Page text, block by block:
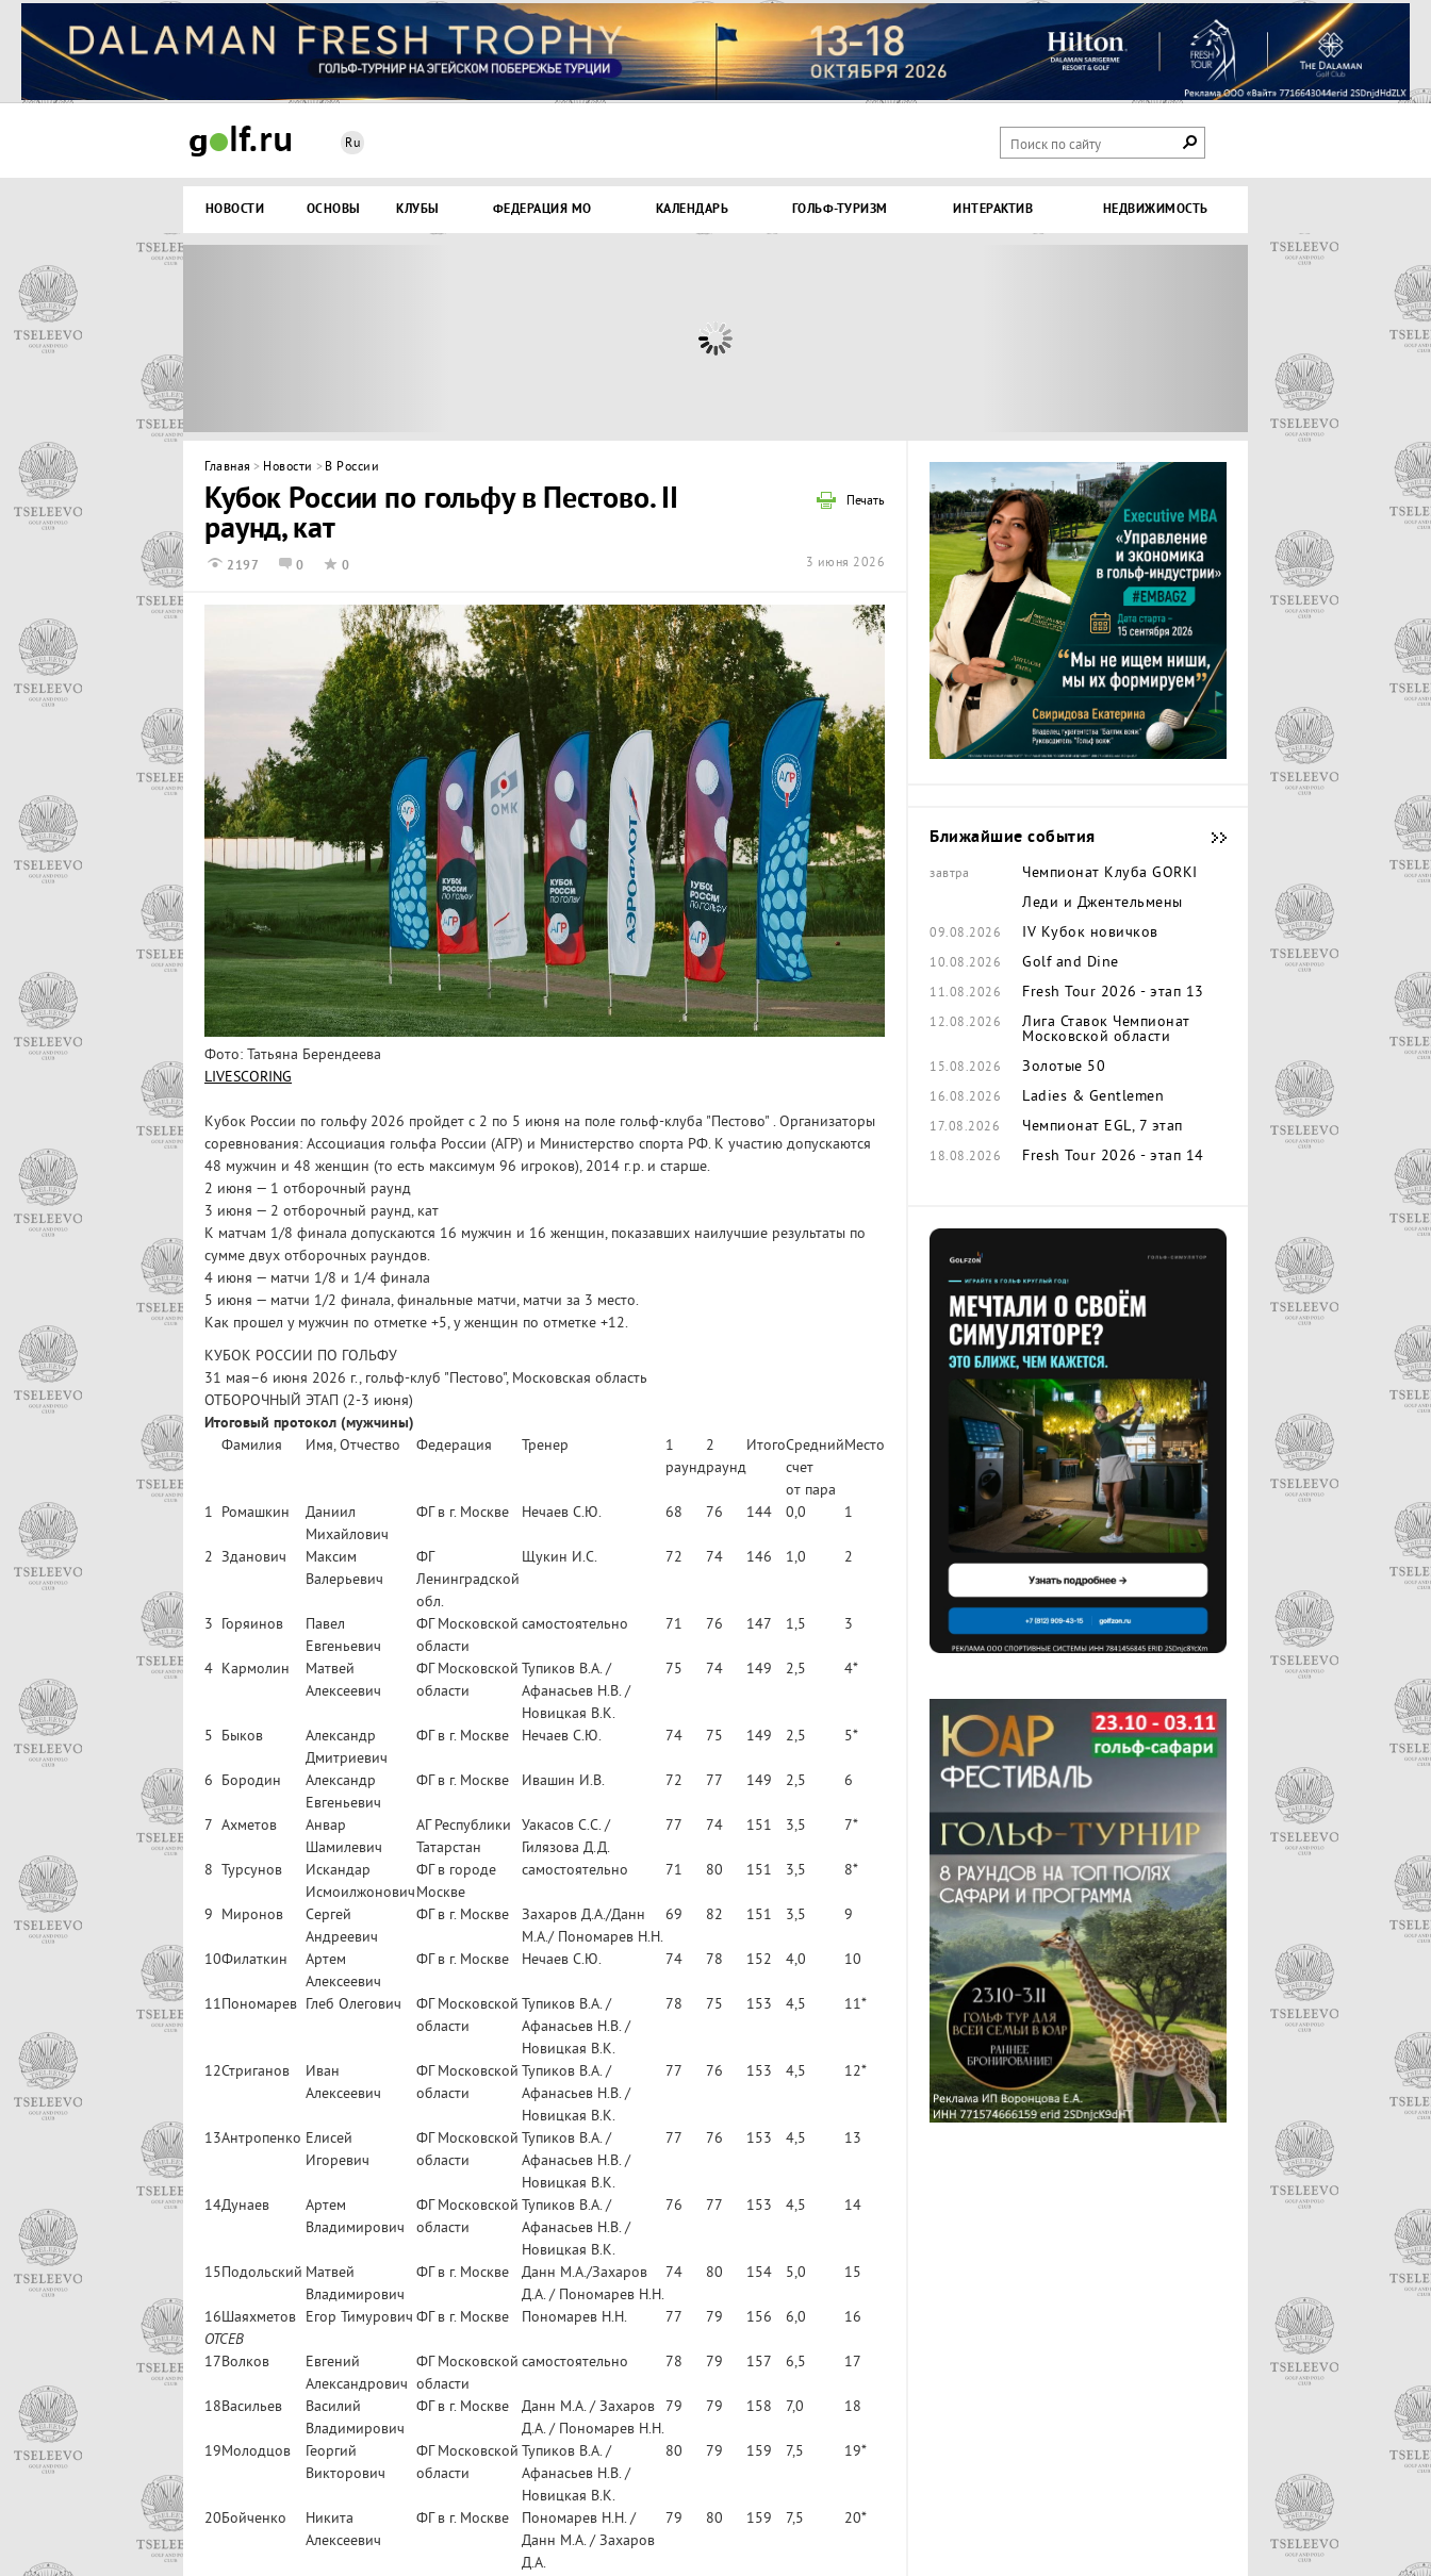
Ru
НОВОСТИ ОСНОВЫ КЛУБЫ ФЕДЕРАЦИЯ МО КАЛЕНДАРЬ ГОЛЬФ-ТУРИЗМ ИНТЕРАКТИВ НЕДВИЖИМОСТЬ
Главная > Новости > В России
Печать
Кубок России по гольфу в Пестово. II
раунд, кат
2197 0 0 3 июня 2026
Фото: Татьяна Берендеева
LIVESCORING
Кубок России по гольфу 2026 пройдет c 2 по 5 июня на поле гольф-клуба "Пестово" . Организаторы
соревнования: Ассоциация гольфа России (АГР) и Министерство спорта РФ. К участию допускаются
48 мужчин и 48 женщин (то есть максимум 96 игроков), 2014 г.р. и старше.
2 июня — 1 отборочный раунд
3 июня — 2 отборочный раунд, кат
К матчам 1/8 финала допускаются 16 мужчин и 16 женщин, показавших наилучшие результаты по
сумме двух отборочных раундов.
4 июня — матчи 1/8 и 1/4 финала
5 июня — матчи 1/2 финала, финальные матчи, матчи за 3 место.
Как прошел у мужчин по отметке +5, у женщин по отметке +12.
КУБОК РОССИИ ПО ГОЛЬФУ
31 мая–6 июня 2026 г., гольф-клуб "Пестово", Московская область
ОТБОРОЧНЫЙ ЭТАП (2-3 июня)
Итоговый протокол (мужчины)
Фамилия
Имя, Отчество Федерация Тренер
1
раунд
2
раунд
ИтогоСредний
счет
от пара
Место
1 Ромашкин
Даниил
Михайлович
ФГ в г. Москве Нечаев С.Ю. 68 76 144 0,0 1
2 Зданович
Максим
Валерьевич
ФГ
Ленинградской
обл.
Щукин И.С. 72 74 146 1,0 2
3 Горяинов
Павел
Евгеньевич
ФГ Московской
области
самостоятельно 71 76 147 1,5 3
4 Кармолин
Матвей
Алексеевич
ФГ Московской
области
Тупиков В.А. /
Афанасьев Н.В. /
Новицкая В.К.
75 74 149 2,5 4*
5 Быков
Александр
Дмитриевич
ФГ в г. Москве Нечаев С.Ю. 74 75 149 2,5 5*
6 Бородин
Александр
Евгеньевич
ФГ в г. Москве Ивашин И.В. 72 77 149 2,5 6
7 Ахметов
Анвар
Шамилевич
АГ Республики
Татарстан
Уакасов С.C. /
Гилязова Д.Д.
77 74 151 3,5 7*
8 Турсунов
Искандар
Исмоилжонович
ФГ в городе
Москве
самостоятельно 71 80 151 3,5 8*
9 Миронов Сергей
Андреевич
ФГ в г. Москве
Захаров Д.А./Данн
М.А./ Пономарев Н.Н.
69 82 151 3,5 9
10Филаткин
Артем
Алексеевич
ФГ в г. Москве Нечаев С.Ю. 74 78 152 4,0 10
11Пономарев Глеб Олегович
ФГ Московской
области
Тупиков В.А. /
Афанасьев Н.В. /
Новицкая В.К.
78 75 153 4,5 11*
12Стриганов
Иван
Алексеевич
ФГ Московской
области
Тупиков В.А. /
Афанасьев Н.В. /
Новицкая В.К.
77 76 153 4,5 12*
13Антропенко Елисей
Игоревич
ФГ Московской
области
Тупиков В.А. /
Афанасьев Н.В. /
Новицкая В.К.
77 76 153 4,5 13
14Дунаев
Артем
Владимирович
ФГ Московской
области
Тупиков В.А. /
Афанасьев Н.В. /
Новицкая В.К.
76 77 153 4,5 14
15Подольский Матвей
Владимирович
ФГ в г. Москве
Данн М.А./Захаров
Д.А. / Пономарев Н.Н.
74 80 154 5,0 15
16Шаяхметов Егор Тимурович ФГ в г. Москве Пономарев Н.Н. 77 79 156 6,0
16
ОТСЕВ
17Волков
Евгений
Александрович
ФГ Московской
области
самостоятельно 78 79 157 6,5 17
18Васильев
Василий
Владимирович
ФГ в г. Москве
Данн М.А. / Захаров
Д.А. / Пономарев Н.Н.
79 79 158 7,0 18
19Молодцов
Георгий
Викторович
ФГ Московской
области
Тупиков В.А. /
Афанасьев Н.В. /
Новицкая В.К.
80 79 159 7,5 19*
20Бойченко
Никита
Алексеевич
ФГ в г. Москве
Пономарев Н.Н. /
Данн М.А. / Захаров
Д.А.
79 80 159 7,5 20*
Ближайшие события
завтра
Чемпионат Клуба GORKI
Леди и Джентельмены
09.08.2026 IV Кубок новичков
10.08.2026 Golf and Dine
11.08.2026 Fresh Tour 2026 - этап 13
12.08.2026
Лига Ставок Чемпионат
Московской области
15.08.2026 Золотые 50
16.08.2026 Ladies & Gentlemen
17.08.2026 Чемпионат EGL, 7 этап
18.08.2026 Fresh Tour 2026 - этап 14